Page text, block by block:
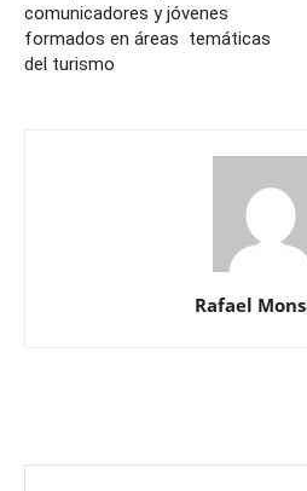
comunicadores y jóvenes
formados en áreas temáticas
del turismo
Rafael